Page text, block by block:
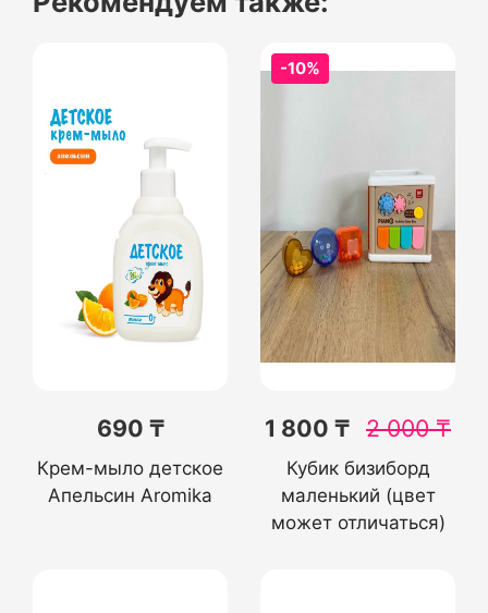
690 ₸
Крем-мыло детское
Апельсин Aromika
-10%
1 800 ₸ 2 000₸
Кубик бизиборд
маленький (цвет
может отличаться)